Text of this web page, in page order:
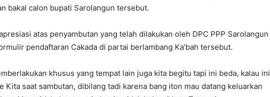
bakal calon bupati Sarolangun tersebut.
atas penyambutan yang telah dilakukan oleh DPC PPP Sarolangun
pendaftaran Cakada di partai berlambang Ka’bah tersebut.
khusus yang tempat lain juga kita begitu tapi ini beda, kalau ini
Kita saat sambutan, dibilang tadi karena bang iton mau datang keluarkan